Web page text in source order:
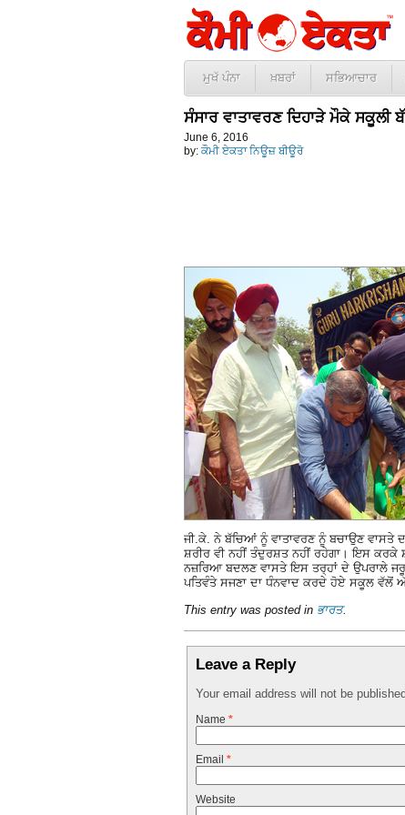
ਮੁਖੱ ਪੰਨਾ ਖ਼ਬਰਾਂ ਸਭਿਆਚਾਰ
ਸੰਸਾਰ ਵਾਤਾਵਰਣ ਦਿਹਾੜੇ ਮੌਕੇ ਸਕੂਲੀ
June 6, 2016
by: ਕੌਮੀ ਏਕਤਾ ਨਿਊਜ਼ ਬੀਊਰੋ
ਜੀ.ਕੇ. ਨੇ ਬੱਚਿਆਂ ਨੂੰ ਵਾਤਾਵਰਣ ਨੂੰ ਬਚਾਉਣ ਵਾਸਤੇ
ਸ਼ਰੀਰ ਵੀ ਨਹੀਂ ਤੰਦੁਰਸ਼ਤ ਨਹੀਂ ਰਹੇਗਾ। ਇਸ ਕਰਕੇ
ਨਜ਼ਰਿਆ ਬਦਲਣ ਵਾਸਤੇ ਇਸ ਤਰ੍ਹਾਂ ਦੇ ਉਪਰਾਲੇ
ਪਤਿਵੰਤੇ ਸਜਣਾ ਦਾ ਧੰਨਵਾਦ ਕਰਦੇ ਹੋਏ ਸਕੂਲ ਵੱਲੋਂ
This entry was posted in ਭਾਰਤ.
Leave a Reply
Your email address will not be
Name *
Email *
Website